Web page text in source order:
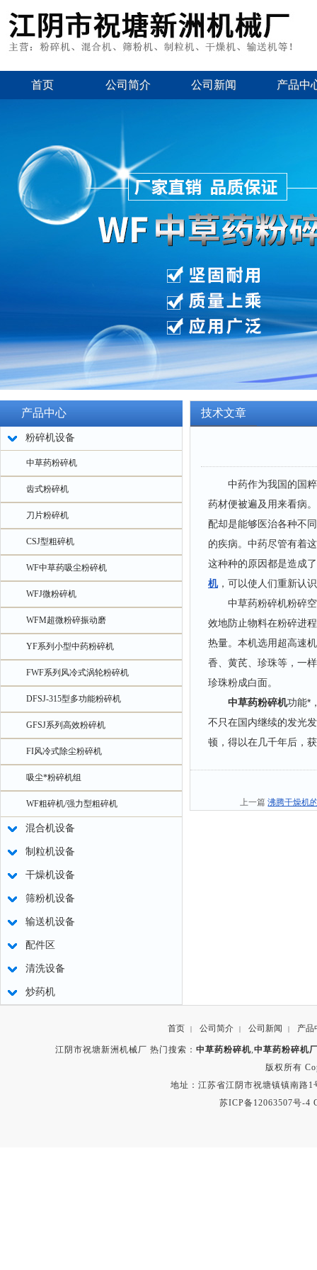
首页 公司简介 公司新闻 产品中
产品中心
粉碎机设备
中草药粉碎机
齿式粉碎机
刀片粉碎机
CSJ型粗碎机
WF中草药吸尘粉碎机
WFJ微粉碎机
WFM超微粉碎振动磨
YF系列小型中药粉碎机
FWF系列风冷式涡轮粉碎机
DFSJ-315型多功能粉碎机
GFSJ系列高效粉碎机
FI风冷式除尘粉碎机
吸尘*粉碎机组
WF粗碎机/强力型粗碎机
混合机设备
制粒机设备
干燥机设备
筛粉机设备
输送机设备
配件区
清洗设备
炒药机
技术文章
中药作为我国的国粹
药材便被遍及用来看病
配却是能够医治各种不
的疾病。中药尽管有着
这种种的原因都是造成
机，可以使人们重新认
中草药粉碎机粉碎空
效地防止物料在粉碎进
热量。本机选用超高速
香、黄芪、珍珠等，一
珍珠粉成白面。
中草药粉碎机功能*
不只在国内继续的发光
顿，得以在几千年后，
上一篇沸腾干燥机
首页 | 公司简介 | 公司新闻 | 产品
江阴市祝塘新洲机械厂 热门搜索：中草药粉碎机,中草药粉碎机
版权所有
地址：江苏省江阴市祝塘镇镇南路
苏ICP备12063507号-4